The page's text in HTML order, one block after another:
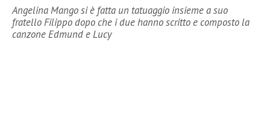
Angelina Mango si è fatta un tatuaggio insieme a suo
fratello Filippo dopo che i due hanno scritto e composto la
canzone Edmund e Lucy